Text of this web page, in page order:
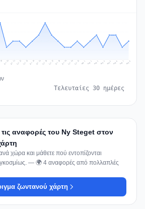
Jul 20 Jul 21 Jul 22 Jul 23 Jul 24 Jul 25 Jul 26 Jul 27 Jul 28 Jul 29 Jul 30 Jul 31 Aug 1 Aug 2 Aug 3 Aug 4 Aug 5 Aug 6 Aug 7 Aug 8
Τελευταίες 30 ημέρες
τις αναφορές του Ny Steget στον
χώρα και μάθετε πού εντοπίζονται
— 🌍 4 αναφορές από πολλαπλές
ζωντανού χάρτη